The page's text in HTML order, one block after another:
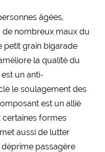
âgées,
de nombreux maux du
petit grain bigarade
la qualité du
est un anti-
le soulagement des
est un allié
certaines formes
aussi de lutter
déprime passagère